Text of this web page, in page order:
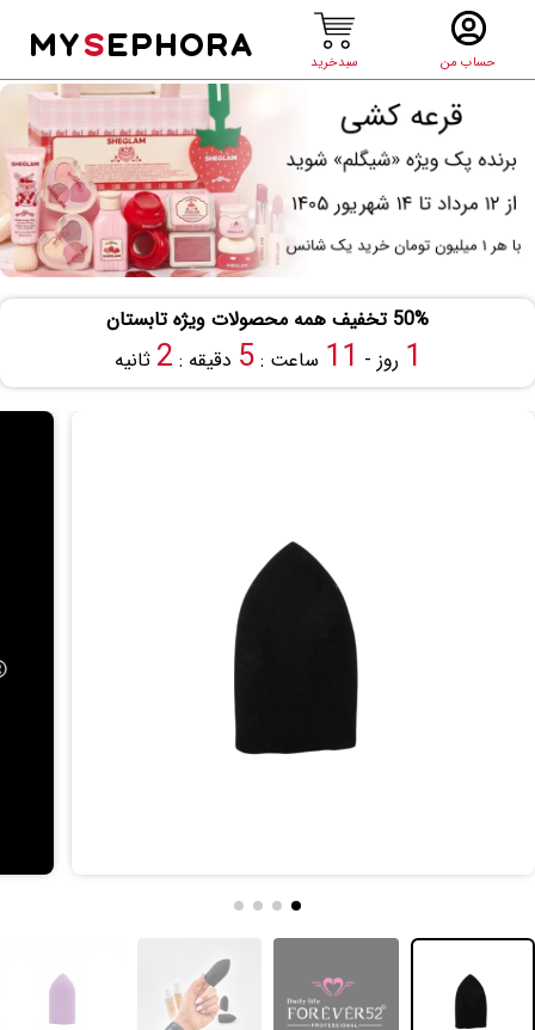
حساب من سبدخرید
MYSEPHORA
50% تخفیف همه محصولات ویژه تابستان
1 روز - 11 ساعت :5 دقیقه : 2 ثانیه